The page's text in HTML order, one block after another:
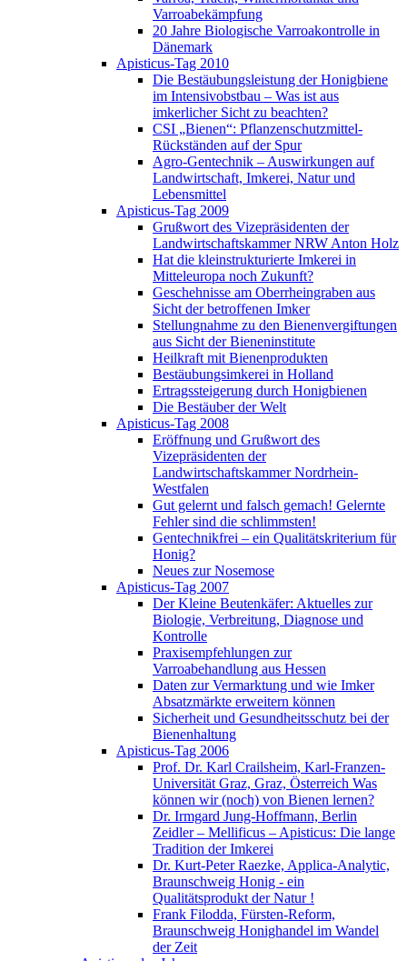
Varroabekämpfung
20 Jahre Biologische Varroakontrolle in
Dänemark
Apisticus-Tag 2010
Die Bestäubungsleistung der Honigbiene
im Intensivobstbau – Was ist aus
imkerlicher Sicht zu beachten?
CSI „Bienen“: Pflanzenschutzmittel-
Rückständen auf der Spur
Agro-Gentechnik – Auswirkungen auf
Landwirtschaft, Imkerei, Natur und
Lebensmittel
Apisticus-Tag 2009
Grußwort des Vizepräsidenten der
Landwirtschaftskammer NRW Anton Holz
Hat die kleinstrukturierte Imkerei in
Mitteleuropa noch Zukunft?
Geschehnisse am Oberrheingraben aus
Sicht der betroffenen Imker
Stellungnahme zu den Bienenvergiftungen
aus Sicht der Bieneninstitute
Heilkraft mit Bienenprodukten
Bestäubungsimkerei in Holland
Ertragssteigerung durch Honigbienen
Die Bestäuber der Welt
Apisticus-Tag 2008
Eröffnung und Grußwort des
Vizepräsidenten der
Landwirtschaftskammer Nordrhein-
Westfalen
Gut gelernt und falsch gemach! Gelernte
Fehler sind die schlimmsten!
Gentechnikfrei – ein Qualitätskriterium für
Honig?
Neues zur Nosemose
Apisticus-Tag 2007
Der Kleine Beutenkäfer: Aktuelles zur
Biologie, Verbreitung, Diagnose und
Kontrolle
Praxisempfehlungen zur
Varroabehandlung aus Hessen
Daten zur Vermarktung und wie Imker
Absatzmärkte erweitern können
Sicherheit und Gesundheitsschutz bei der
Bienenhaltung
Apisticus-Tag 2006
Prof. Dr. Karl Crailsheim, Karl-Franzen-
Universität Graz, Graz, Österreich Was
können wir (noch) von Bienen lernen?
Dr. Irmgard Jung-Hoffmann, Berlin
Zeidler – Mellificus – Apisticus: Die lange
Tradition der Imkerei
Dr. Kurt-Peter Raezke, Applica-Analytic,
Braunschweig Honig - ein
Qualitätsprodukt der Natur !
Frank Filodda, Fürsten-Reform,
Braunschweig Honighandel im Wandel
der Zeit